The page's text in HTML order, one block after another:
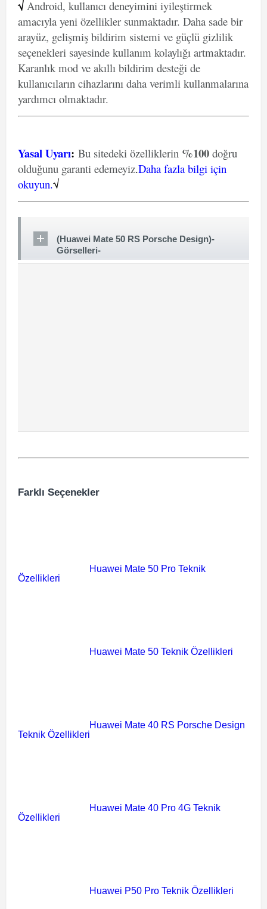
√ Android, kullanıcı deneyimini iyileştirmek
amacıyla yeni özellikler sunmaktadır. Daha sade bir
arayüz, gelişmiş bildirim sistemi ve güçlü gizlilik
seçenekleri sayesinde kullanım kolaylığı artmaktadır.
Karanlık mod ve akıllı bildirim desteği de
kullanıcıların cihazlarını daha verimli kullanmalarına
yardımcı olmaktadır.
Yasal Uyarı: Bu sitedeki özelliklerin %100 doğru
olduğunu garanti edemeyiz.Daha fazla bilgi için
okuyun.√
(Huawei Mate 50 RS Porsche Design)-
Görselleri-
Farklı Seçenekler
Huawei Mate 50 Pro Teknik
Özellikleri
Huawei Mate 50 Teknik Özellikleri
Huawei Mate 40 RS Porsche Design
Teknik Özellikleri
Huawei Mate 40 Pro 4G Teknik
Özellikleri
Huawei P50 Pro Teknik Özellikleri